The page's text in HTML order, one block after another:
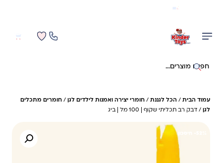
חיפוש באתר
עמוד הבית / הכל לגננת / חומרי יצירה ואמנות לילדים לגן / חומרים מתכלים
לגן / דבק רב תכליתי שקוף | 100 מל | ביג